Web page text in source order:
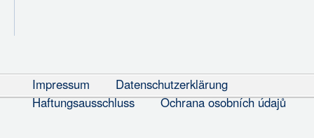
Impressum
Datenschutzerklärung
Haftungsausschluss
Ochrana osobních údajů